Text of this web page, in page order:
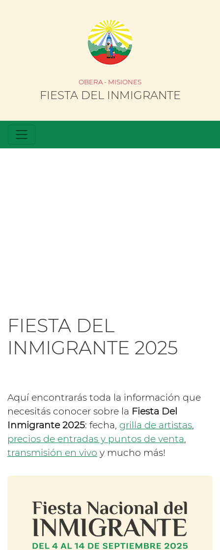
OBERA - MISIONES
FIESTA DEL INMIGRANTE
FIESTA DEL
INMIGRANTE 2025
Aquí encontrarás toda la información que
necesitás conocer sobre la Fiesta Del
Inmigrante 2025: fecha, grilla de artistas,
precios de entradas y puntos de venta,
transmisión en vivo y mucho más!